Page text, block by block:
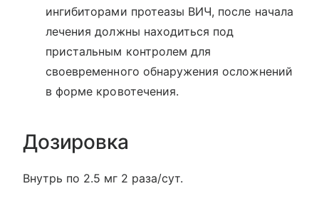
ингибиторами протеазы ВИЧ, после начала
лечения должны находиться под
пристальным контролем для
своевременного обнаружения осложнений
в форме кровотечения.
Дозировка
Внутрь по 2.5 мг 2 раза/сут.